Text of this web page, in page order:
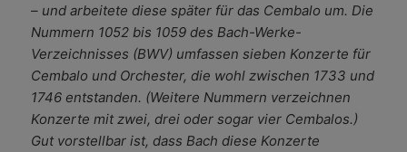
– und arbeitete diese später für das Cembalo um. Die
Nummern 1052 bis 1059 des Bach-Werke-
Verzeichnisses (BWV) umfassen sieben Konzerte für
Cembalo und Orchester, die wohl zwischen 1733 und
1746 entstanden. (Weitere Nummern verzeichnen
Konzerte mit zwei, drei oder sogar vier Cembalos.)
Gut vorstellbar ist, dass Bach diese Konzerte